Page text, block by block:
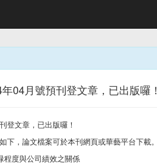
04月號預刊登文章，已出版囉！
登文章，已出版囉！
下，論文檔案可於本刊網頁或華藝平台下載。
程度與公司績效之關係